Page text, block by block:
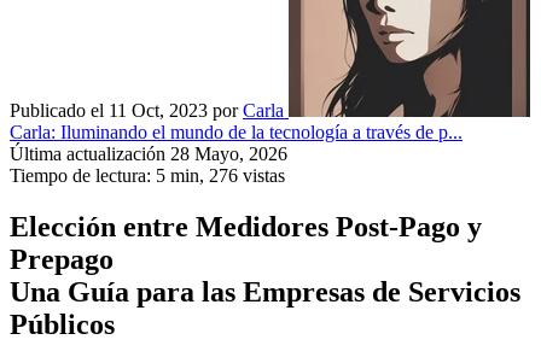
Publicado el 11 Oct, 2023 porCarla
Carla: Iluminando el mundo de la tecnología a través de p...
Última actualización 28 Mayo, 2026
Tiempo de lectura: 5 min, 276 vistas
Elección entre Medidores Post-Pago y
Prepago
Una Guía para las Empresas de Servicios
Públicos